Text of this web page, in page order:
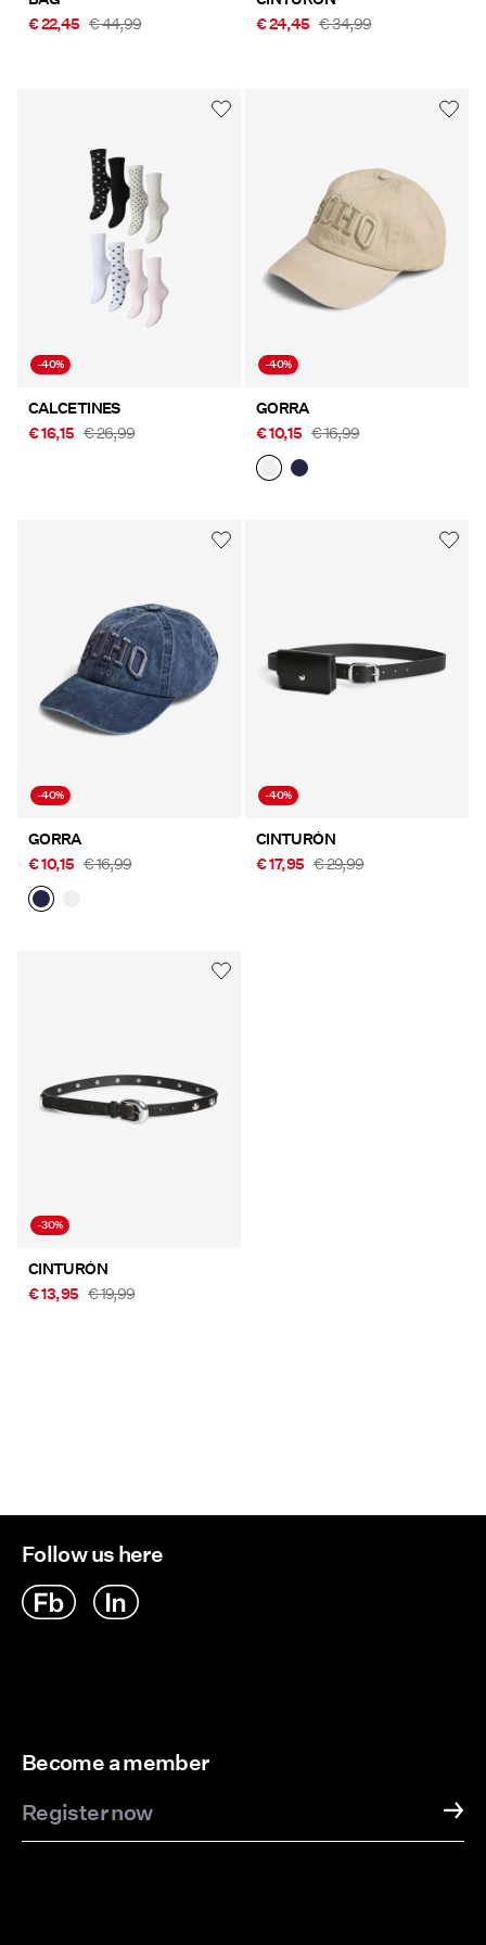
€ 22,45 € 44,99
€ 24,45 € 34,99
-40%
CALCETINES
€ 16,15 € 26,99
-40%
GORRA
€ 10,15 € 16,99
-40%
GORRA
€ 10,15 € 16,99
-40%
CINTURÓN
€ 17,95 € 29,99
-30%
CINTURÓN
€ 13,95 € 19,99
Follow us here
Become a member
Register now